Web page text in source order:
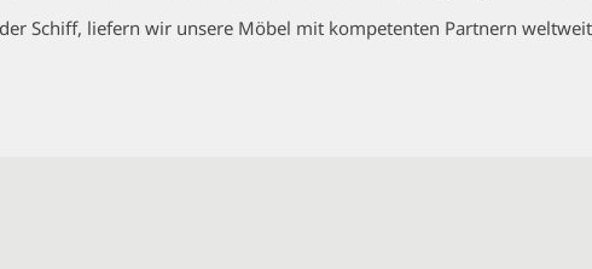
Schiff, liefern wir unsere Möbel mit kompetenten Partnern